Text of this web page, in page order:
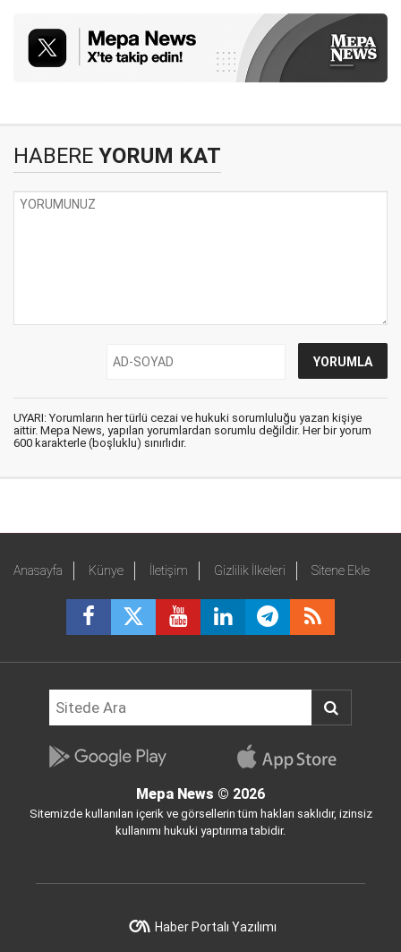
HABERE YORUM KAT
UYARI: Yorumların her türlü cezai ve hukuki sorumluluğu yazan kişiye
aittir. Mepa News, yapılan yorumlardan sorumlu değildir. Her bir yorum
600 karakterle (boşluklu) sınırlıdır.
Anasayfa Künye İletişim Gizlilik İlkeleri Sitene Ekle
Mepa News © 2026
Sitemizde kullanılan içerik ve görsellerin tüm hakları saklıdır, izinsiz
kullanımı hukuki yaptırıma tabidir.
Haber Portalı Yazılımı